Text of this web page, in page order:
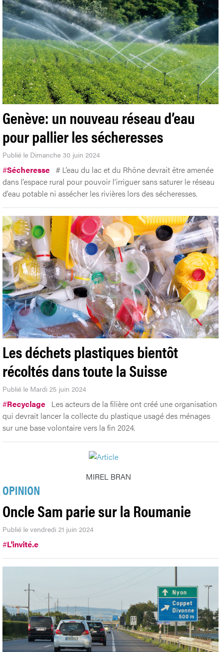
Genève: un nouveau réseau d’eau
pour pallier les sécheresses
Publié le Dimanche 30 juin 2024
#Sécheresse # L’eau du lac et du Rhône devrait être amenée
dans l’espace rural pour pouvoir l’irriguer sans saturer le réseau
d’eau potable ni assécher les rivières lors des sécheresses.
Les déchets plastiques bientôt
récoltés dans toute la Suisse
Publié le Mardi 25 juin 2024
#Recyclage Les acteurs de la filière ont créé une organisation
qui devrait lancer la collecte du plastique usagé des ménages
sur une base volontaire vers la fin 2024.
MIREL BRAN
OPINION
Oncle Sam parie sur la Roumanie
Publié le vendredi 21 juin 2024
#L'invité.e